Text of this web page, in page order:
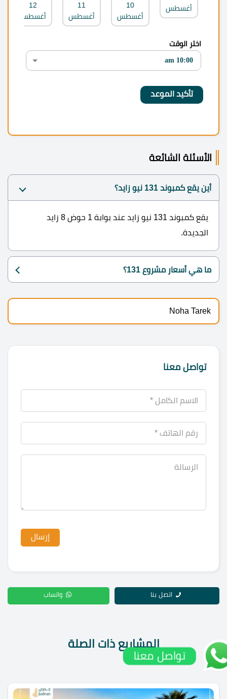
أغسطس
10
أغسطس
11
أغسطس
12
أغسطس
اختر الوقت
الأسئلة الشائعة
أين يقع كمبوند 131 نيو زايد؟
يقع كمبوند 131 نيو زايد عند بوابة 1 حوض 8 زايد
الجديدة.
ما هي أسعار مشروع 131؟
Noha Tarek
تواصل معنا
اتصل بنا واتساب
المشاريع ذات الصلة
تواصل معنا